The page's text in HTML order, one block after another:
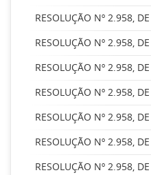
RESOLUÇÃO Nº 2.958,
RESOLUÇÃO Nº 2.958,
RESOLUÇÃO Nº 2.958,
RESOLUÇÃO Nº 2.958,
RESOLUÇÃO Nº 2.958,
RESOLUÇÃO Nº 2.958,
RESOLUÇÃO Nº 2.958,